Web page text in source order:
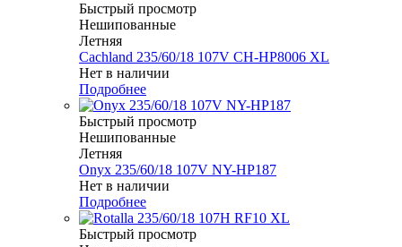
Быстрый просмотр
Нешипованные
Летняя
Cachland 235/60/18 107V CH-HP8006 XL
Нет в наличии
Подробнее
Быстрый просмотр
Нешипованные
Летняя
Onyx 235/60/18 107V NY-HP187
Нет в наличии
Подробнее
Быстрый просмотр